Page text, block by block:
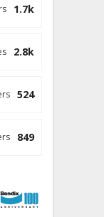
1.7k
2.8k
524
849